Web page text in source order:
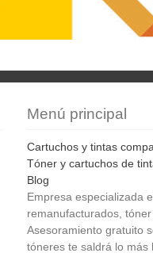
Menú principal
Cartuchos y tintas
Tóner y cartuchos de
Blog
Empresa especializada
remanufacturados,
Asesoramiento gratuito
tóneres te saldrá lo más